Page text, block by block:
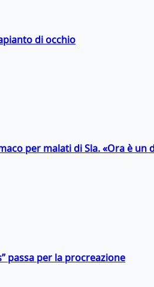
di occhio
per malati di Sla. «Ora è un
passa per la procreazione